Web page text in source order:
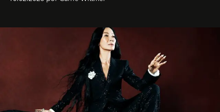
Barcelona", ha dividido su tiempo entre Europa y
dirigida por Maggie Gyllenhaal.